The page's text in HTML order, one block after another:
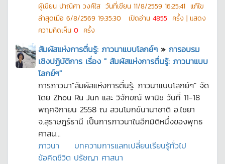
ผู้เขียน ปาณิศา วงค์ใส วันที่เขียน 11/8/2559 16:25:41 แก้ไข
ล่าสุดเมื่อ 6/8/2569 19:35:30 เปิดอ่าน 4855 ครั้ง | แสดง
ความคิดเห็น 0 ครั้ง
สัมผัสแห่งการตื่นรู้: ภาวนาแบบโลกย์ๆ » การอบรม
เชิงปฏิบัติการ เรื่อง " สัมผัสแห่งการตื่นรู้: ภาวนาแบบ
โลกย์ๆ"
การภาวนา"สัมผัสแห่งการตื่นรู้: ภาวนาแบบโลกย์ๆ" จัด
โดย Zhou Ru Jun และ วิจักขณ์ พานิช วันที่ 11-18
พฤศจิกายน 2558 ณ สวนโมกข์นานาชาติ อ.ไชยา
จ.สุราษฎร์ธานี เป็นการภาวนาในอีกมิติหนึ่งของพุทธ
ศาสน...
ภาวนา
บทความการแลกเปลี่ยนเรียนรู้ทั่วไป
ข้อคิดชีวิต ปรัชญา ศาสนา